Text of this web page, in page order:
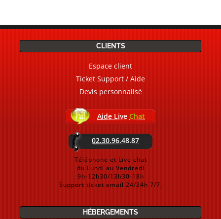
CLIENTS
Espace client
Ticket Support / Aide
Devis personnalisé
Aide Live Chat
02.30.96.48.87
Téléphone et Live chat
du Lundi au Vendredi
9h-12h30/13h30-18h
Support ticket email 24/24h 7/7j
HÉBERGEMENTS